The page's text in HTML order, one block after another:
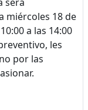
miércoles 18 de
a las 14:00
les
por las